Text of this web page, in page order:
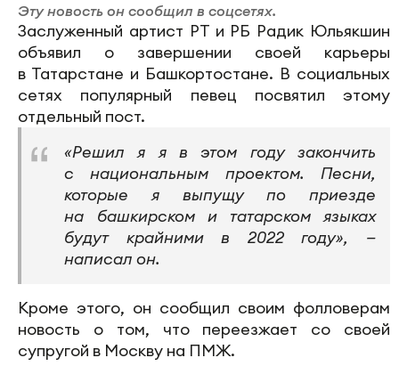
Эту новость он сообщил в соцсетях.
Заслуженный артист РТ и РБ Радик Юльякшин
объявил о завершении своей карьеры
в Татарстане и Башкортостане. В социальных
сетях популярный певец посвятил этому
отдельный пост.
«Решил я я в этом году закончить
с национальным проектом. Песни,
которые я выпущу по приезде
на башкирском и татарском языках
будут крайними в 2022 году», —
написал он.
Кроме этого, он сообщил своим фолловерам
новость о том, что переезжает со своей
супругой в Москву на ПМЖ.